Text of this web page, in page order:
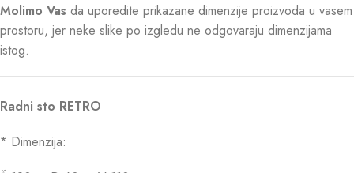
Molimo Vas da uporedite prikazane dimenzije proizvoda u vasem
prostoru, jer neke slike po izgledu ne odgovaraju dimenzijama
istog.
Radni sto RETRO
* Dimenzija: